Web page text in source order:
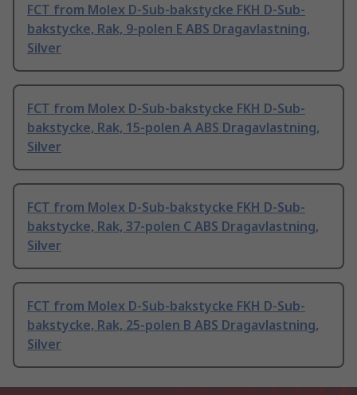
FCT from Molex D-Sub-bakstycke FKH D-Sub-
bakstycke, Rak, 9-polen E ABS Dragavlastning,
Silver
FCT from Molex D-Sub-bakstycke FKH D-Sub-
bakstycke, Rak, 15-polen A ABS Dragavlastning,
Silver
FCT from Molex D-Sub-bakstycke FKH D-Sub-
bakstycke, Rak, 37-polen C ABS Dragavlastning,
Silver
FCT from Molex D-Sub-bakstycke FKH D-Sub-
bakstycke, Rak, 25-polen B ABS Dragavlastning,
Silver